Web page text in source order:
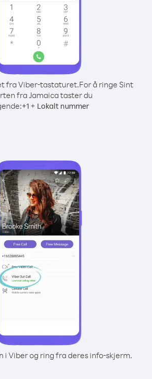
fra Viber-tastaturet.For å ringe Sint
fra Jamaica taster du
+1 + Lokalt nummer
i Viber og ring fra deres info-skjerm.